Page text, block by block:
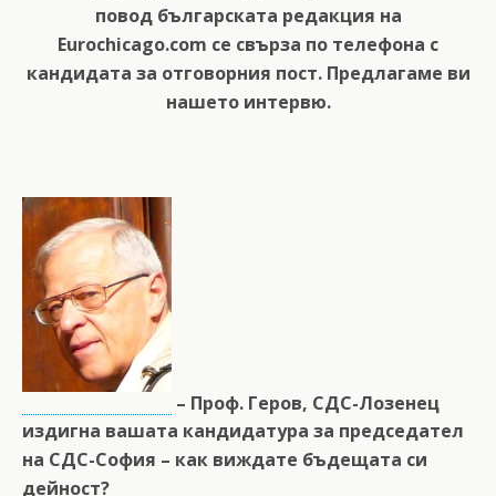
повод българската редакция на
Eurochicago.com се свърза по телефона с
кандидата за отговорния пост. Предлагаме ви
нашето интервю.
– Проф. Геров, СДС-Лозенец
издигна вашата кандидатура за председател
на СДС-София – как виждате бъдещата си
дейност?